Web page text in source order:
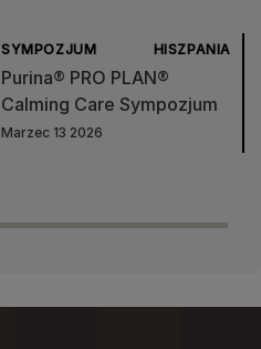
SYMPOZJUM HISZPANIA
Purina® PRO PLAN®
Calming Care Sympozjum
Marzec 13 2026